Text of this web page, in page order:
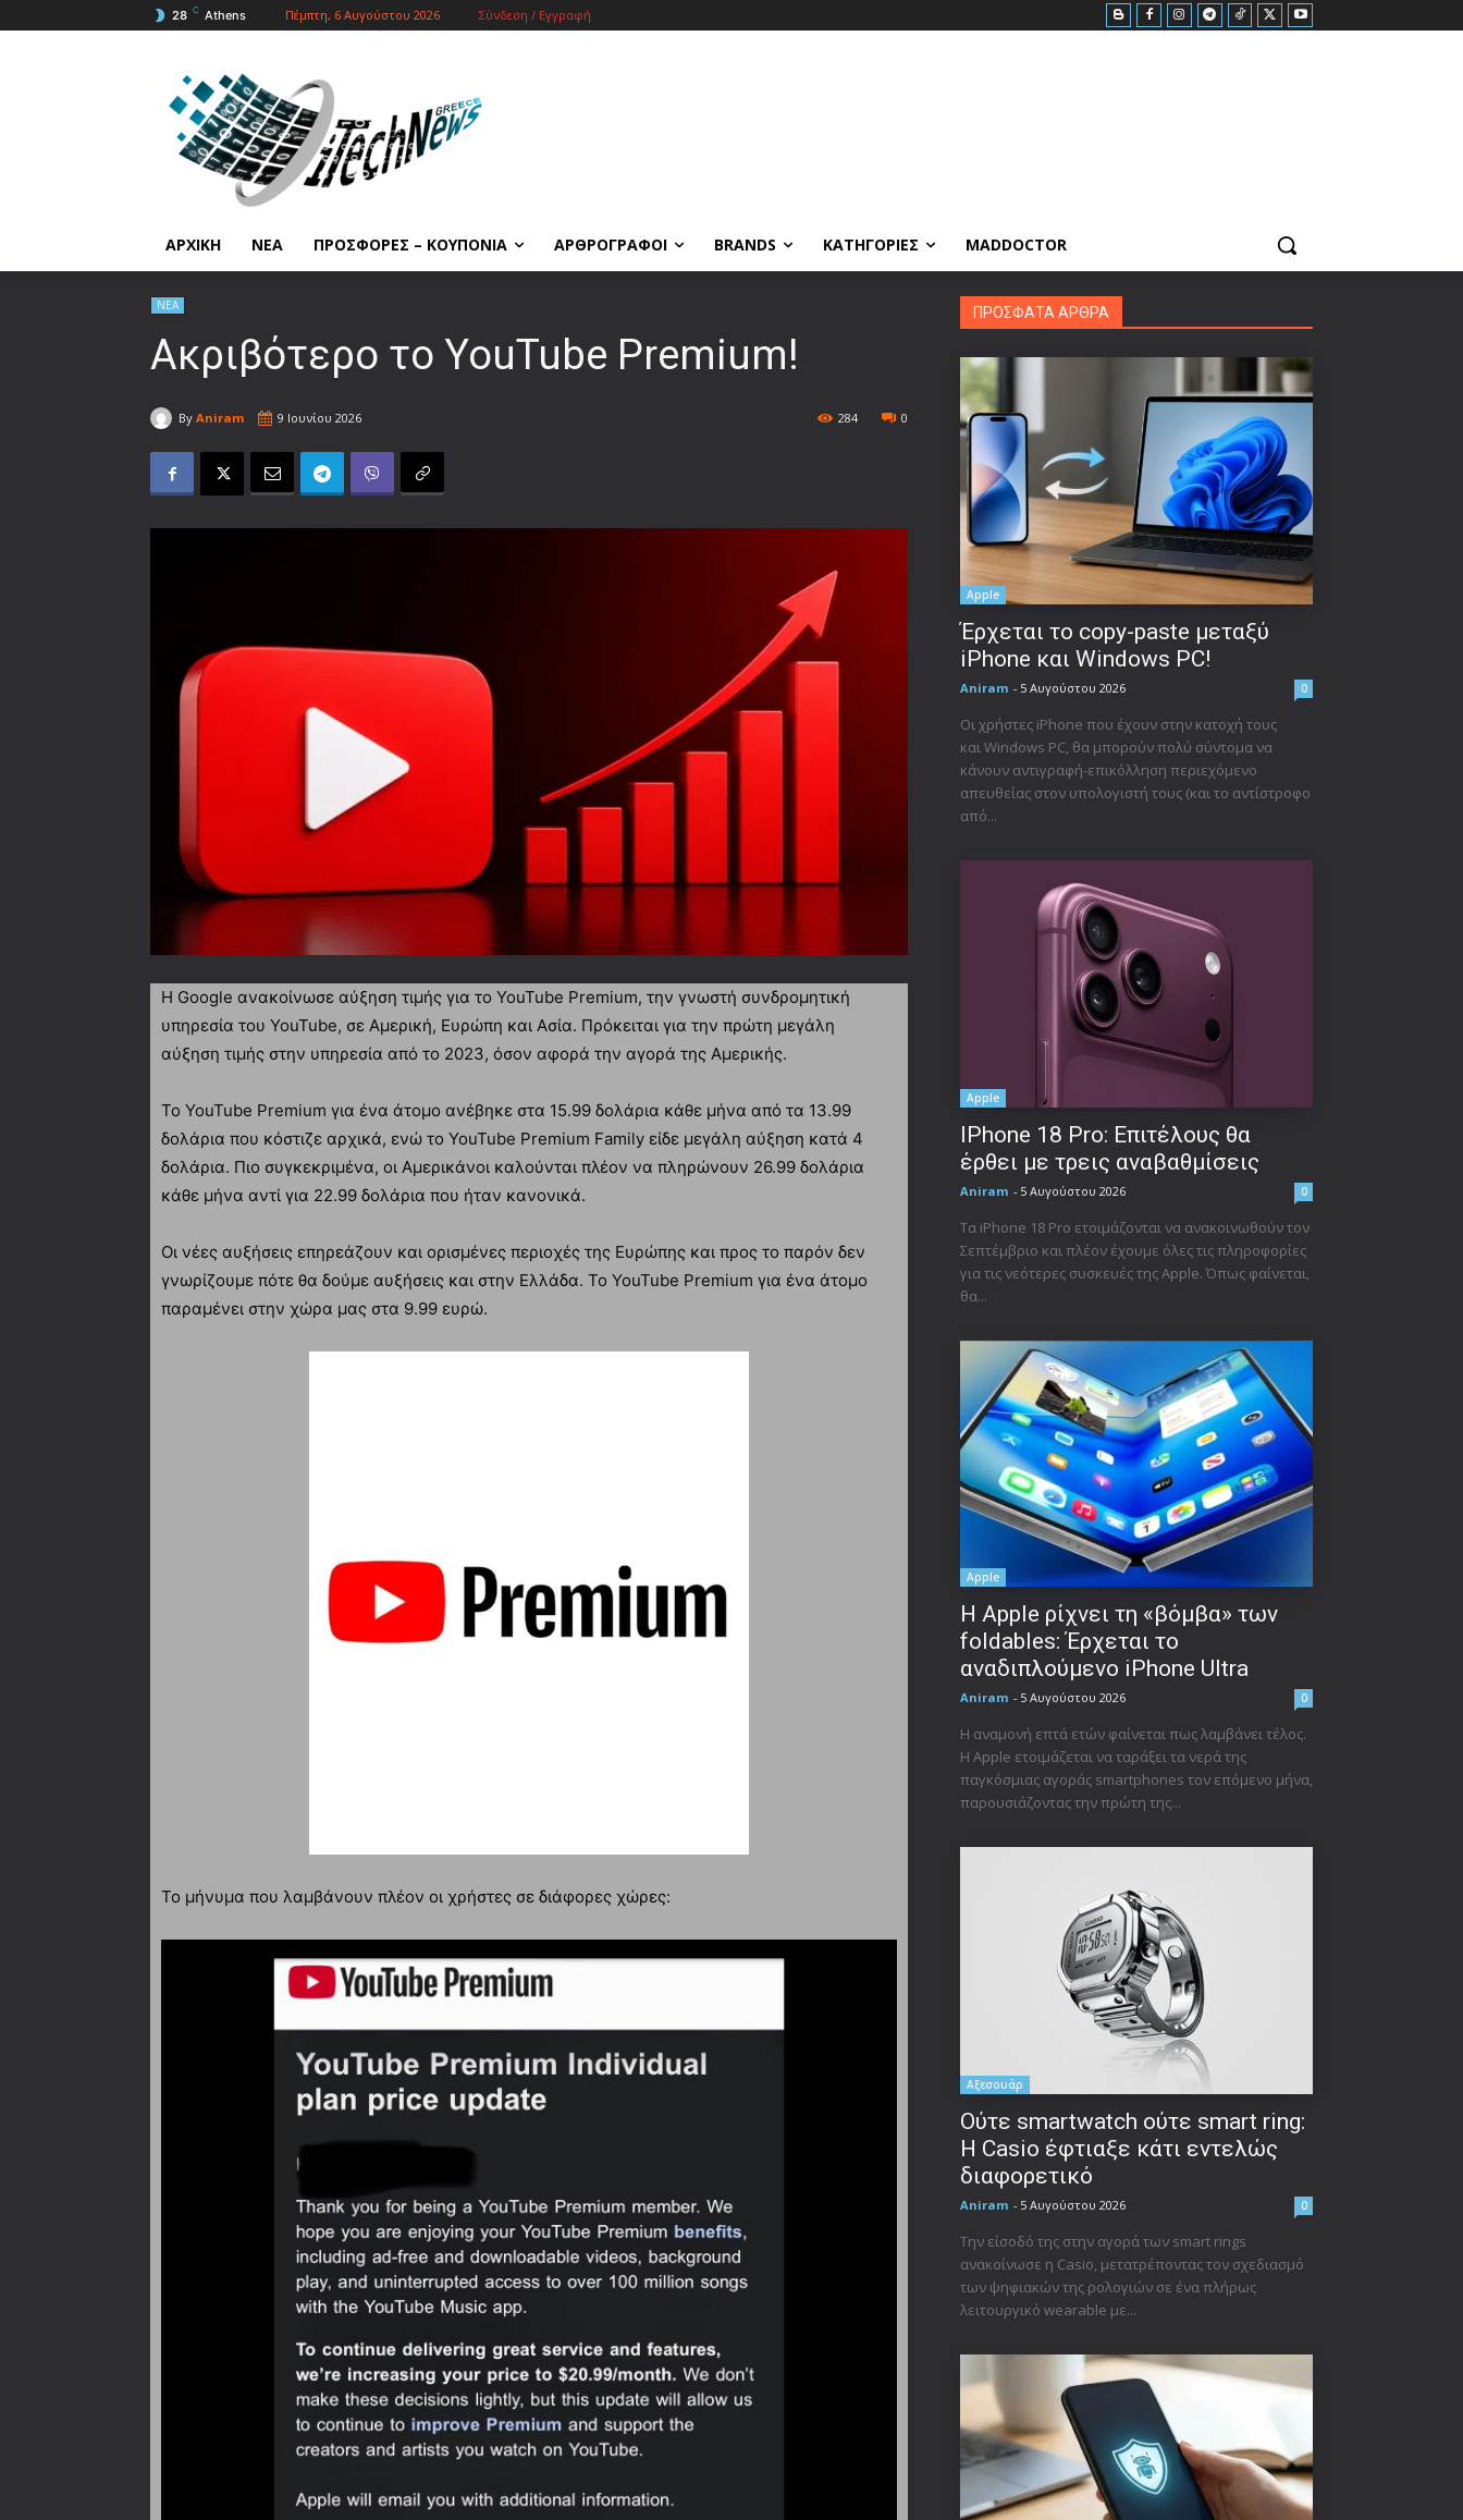
28 C Athens Πέμπτη, 6 Αυγούστου 2026 Σύνδεση / Εγγραφή
ΑΡΧΙΚΗ ΝΕΑ ΠΡΟΣΦΟΡΕΣ – ΚΟΥΠΟΝΙΑ ΑΡΘΡΟΓΡΑΦΟΙ BRANDS ΚΑΤΗΓΟΡΙΕΣ MADDOCTOR
ΝΕΑ
Ακριβότερο το YouTube Premium!
By Aniram 9 Ιουνίου 2026 0
284
Η Google ανακοίνωσε αύξηση τιμής για το YouTube Premium, την γνωστή συνδρομητική
υπηρεσία του YouTube, σε Αμερική, Ευρώπη και Ασία. Πρόκειται για την πρώτη μεγάλη
αύξηση τιμής στην υπηρεσία από το 2023, όσον αφορά την αγορά της Αμερικής.
Το YouTube Premium για ένα άτομο ανέβηκε στα 15.99 δολάρια κάθε μήνα από τα 13.99
δολάρια που κόστιζε αρχικά, ενώ το YouTube Premium Family είδε μεγάλη αύξηση κατά 4
δολάρια. Πιο συγκεκριμένα, οι Αμερικάνοι καλούνται πλέον να πληρώνουν 26.99 δολάρια
κάθε μήνα αντί για 22.99 δολάρια που ήταν κανονικά.
Οι νέες αυξήσεις επηρεάζουν και ορισμένες περιοχές της Ευρώπης και προς το παρόν δεν
γνωρίζουμε πότε θα δούμε αυξήσεις και στην Ελλάδα. Το YouTube Premium για ένα άτομο
παραμένει στην χώρα μας στα 9.99 ευρώ.
Το μήνυμα που λαμβάνουν πλέον οι χρήστες σε διάφορες χώρες:
ΠΡΟΣΦΑΤΑ ΑΡΘΡΑ
Apple
Έρχεται το copy-paste μεταξύ
iPhone και Windows PC!
Aniram - 5 Αυγούστου 2026 0
Οι χρήστες iPhone που έχουν στην κατοχή τους
και Windows PC, θα μπορούν πολύ σύντομα να
κάνουν αντιγραφή-επικόλληση περιεχόμενο
απευθείας στον υπολογιστή τους (και το αντίστροφο
από...
Apple
IPhone 18 Pro: Επιτέλους θα
έρθει με τρεις αναβαθμίσεις
Aniram - 5 Αυγούστου 2026 0
Τα iPhone 18 Pro ετοιμάζονται να ανακοινωθούν τον
Σεπτέμβριο και πλέον έχουμε όλες τις πληροφορίες
για τις νεότερες συσκευές της Apple. Όπως φαίνεται,
θα...
Apple
Η Apple ρίχνει τη «βόμβα» των
foldables: Έρχεται το
αναδιπλούμενο iPhone Ultra
Aniram - 5 Αυγούστου 2026 0
Η αναμονή επτά ετών φαίνεται πως λαμβάνει τέλος.
Η Apple ετοιμάζεται να ταράξει τα νερά της
παγκόσμιας αγοράς smartphones τον επόμενο μήνα,
παρουσιάζοντας την πρώτη της...
Αξεσουάρ
Ούτε smartwatch ούτε smart ring:
Η Casio έφτιαξε κάτι εντελώς
διαφορετικό
Aniram - 5 Αυγούστου 2026 0
Την είσοδό της στην αγορά των smart rings
ανακοίνωσε η Casio, μετατρέποντας τον σχεδιασμό
των ψηφιακών της ρολογιών σε ένα πλήρως
λειτουργικό wearable με...